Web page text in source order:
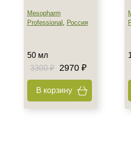
Гель
Показать еще
Профессиональная
Показать еще
Mesopharm
Professional , Россия
50 мл
3300 ₽
2970 ₽
В корзину